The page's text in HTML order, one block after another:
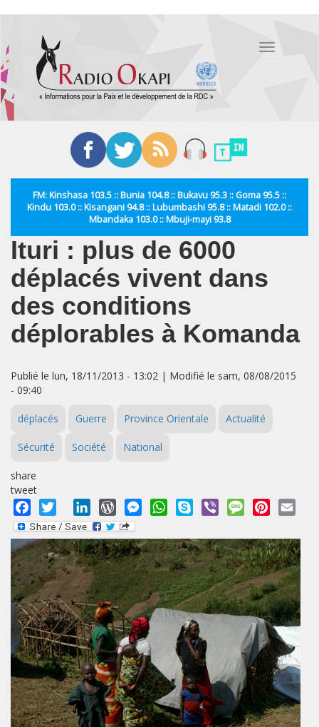
contenu
principal
Toggle
FM: Kinshasa 103.5 :: Bunia 104.8 :: Bukavu 95.3 :: Goma 95.5 ::
Kindu 103.0 :: Kisangani 94.8 :: Lubumbashi 95.8 :: Matadi 102.0 ::
Mbandaka 103.0 :: Mbuji-mayi 93.8
Ituri : plus de 6000
déplacés vivent dans
des conditions
déplorables à Komanda
Publié le lun, 18/11/2013 - 13:02 | Modifié le sam, 08/08/2015
- 09:40
déplacés Guerre Province Orientale Actualité
Sécurité Société National
share
tweet
Facebook
Twitter LinkedInWordPressMessengerWhatsApp
Skype Viber MessagePinterest